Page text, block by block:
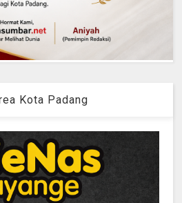
Kota Padang